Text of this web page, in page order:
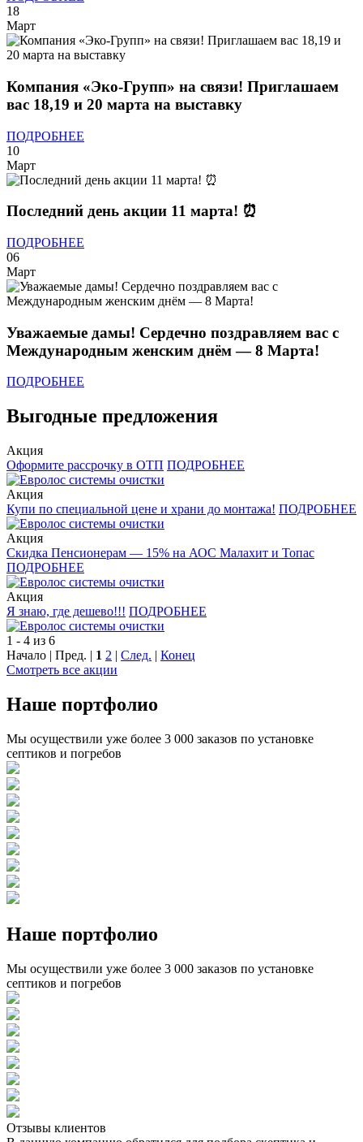
18
Март
Компания «Эко-Групп» на связи! Приглашаем
вас 18,19 и 20 марта на выставку
ПОДРОБНЕЕ
10
Март
Последний день акции 11 марта! ⏰
ПОДРОБНЕЕ
06
Март
Уважаемые дамы! Сердечно поздравляем вас с
Международным женским днём — 8 Марта!
ПОДРОБНЕЕ
Выгодные предложения
Акция
Оформите рассрочку в ОТП ПОДРОБНЕЕ
Акция
Купи по специальной цене и храни до монтажа! ПОДРОБНЕЕ
Акция
Скидка Пенсионерам — 15% на АОС Малахит и Топас
ПОДРОБНЕЕ
Акция
Я знаю, где дешево!!! ПОДРОБНЕЕ
1 - 4 из 6
Начало | Пред. | 1 2 | След. | Конец
Смотреть все акции
Наше портфолио
Мы осуществили уже более 3 000 заказов по установке
септиков и погребов
Наше портфолио
Мы осуществили уже более 3 000 заказов по установке
септиков и погребов
Отзывы клиентов